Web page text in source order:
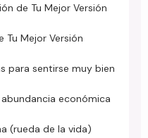
de Tu Mejor Versión
Tu Mejor Versión
para sentirse muy bien
económica
(rueda de la vida)